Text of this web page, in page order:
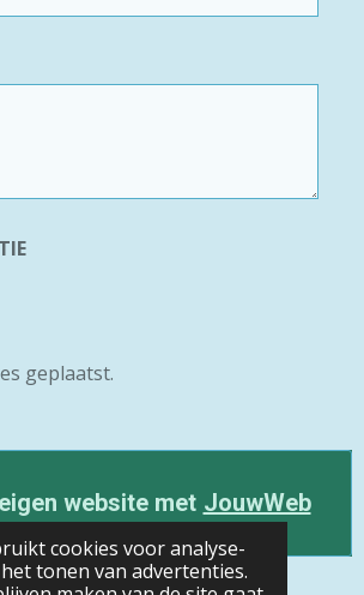
cookies voor analyse-
tonen van advertenties.
geplaatst.
website met JouwWeb